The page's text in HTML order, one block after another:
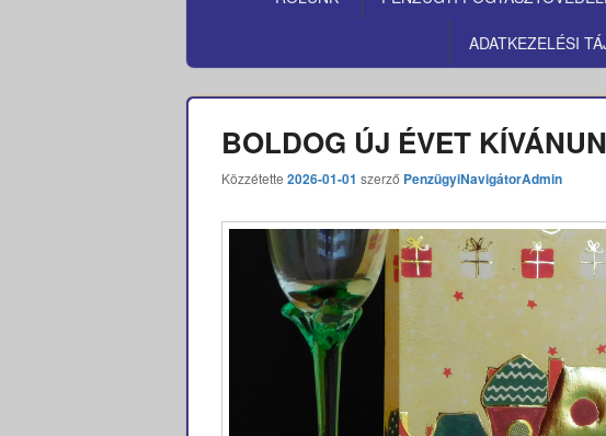
ADATKEZELÉSI
BOLDOG ÚJ ÉVET
Közzétette 2026-01-01 szerző PenzügyiNavigátorAdmin